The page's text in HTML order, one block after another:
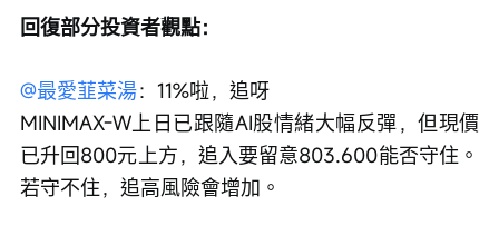
回復部分投資者觀點：
@最愛韮菜湯：11%啦，追呀
MINIMAX-W上日已跟隨AI股情緒大幅反彈，但現價
已升回800元上方，追入要留意803.600能否守住。
若守不住，追高風險會增加。